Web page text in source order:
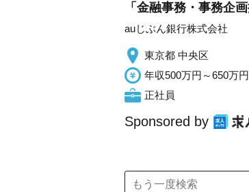
「金融事務・事務企画
auじぶん銀行株式会社
東京都 中央区
年収500万円～650万円
正社員
Sponsored by